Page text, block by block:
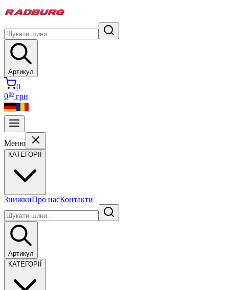
Артикул
0
000 грн
Меню
КАТЕГОРІЇ
ЗнижкиПро насКонтакти
Артикул
КАТЕГОРІЇ